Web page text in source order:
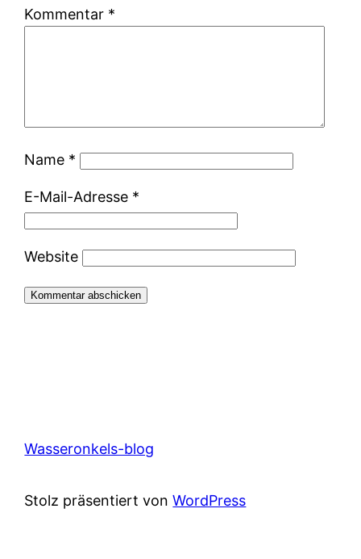
Kommentar *
Name *
E-Mail-Adresse *
Website
Wasseronkels-blog
Stolz präsentiert vonWordPress